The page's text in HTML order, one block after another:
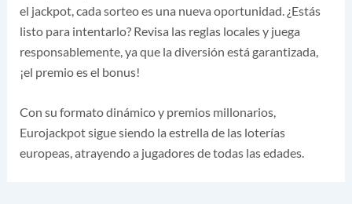
el jackpot, cada sorteo es una nueva oportunidad. ¿Estás
listo para intentarlo? Revisa las reglas locales y juega
responsablemente, ya que la diversión está garantizada,
¡el premio es el bonus!
Con su formato dinámico y premios millonarios,
Eurojackpot sigue siendo la estrella de las loterías
europeas, atrayendo a jugadores de todas las edades.